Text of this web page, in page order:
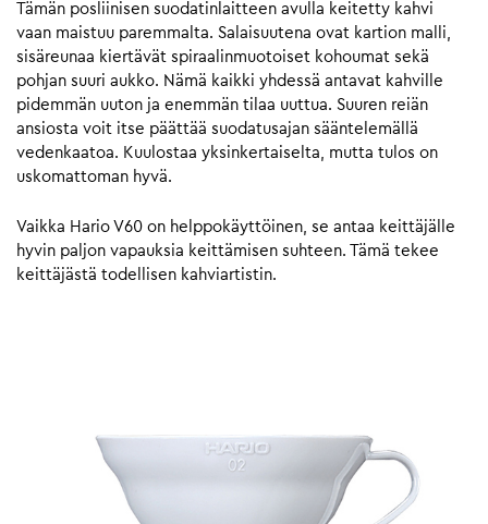
Tämän posliinisen suodatinlaitteen avulla keitetty kahvi
vaan maistuu paremmalta. Salaisuutena ovat kartion malli,
sisäreunaa kiertävät spiraalinmuotoiset kohoumat sekä
pohjan suuri aukko. Nämä kaikki yhdessä antavat kahville
pidemmän uuton ja enemmän tilaa uuttua. Suuren reiän
ansiosta voit itse päättää suodatusajan sääntelemällä
vedenkaatoa. Kuulostaa yksinkertaiselta, mutta tulos on
uskomattoman hyvä.
Vaikka Hario V60 on helppokäyttöinen, se antaa keittäjälle
hyvin paljon vapauksia keittämisen suhteen. Tämä tekee
keittäjästä todellisen kahviartistin.